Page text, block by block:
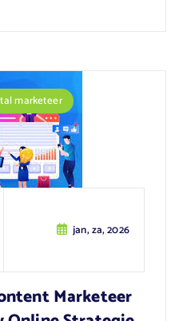
jan, za, 2026
marketeer
Marketeer